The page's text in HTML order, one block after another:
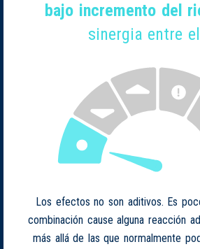
bajo incremento del
sinergia entre
Los efectos no son aditivos. Es
combinación cause alguna reacción
más allá de las que normalmente